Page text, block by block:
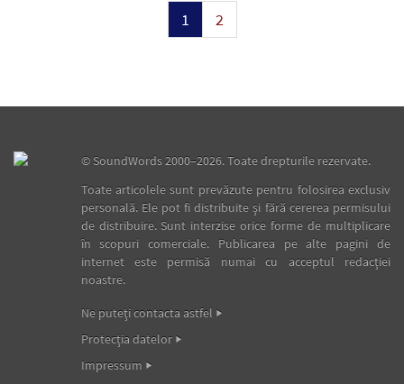
1 2
©SoundWords2000–2026. Toate drepturile rezervate.
Toate articolele sunt prevăzute pentru folosirea exclusiv
personală. Ele pot fi distribuite şi fără cererea permisului
de distribuire. Sunt interzise orice forme de multiplicare
în scopuri comerciale. Publicarea pe alte pagini de
internet este permisă numai cu acceptul redacţiei
noastre.
Ne puteţi contacta astfel
Protecţia datelor
Impressum